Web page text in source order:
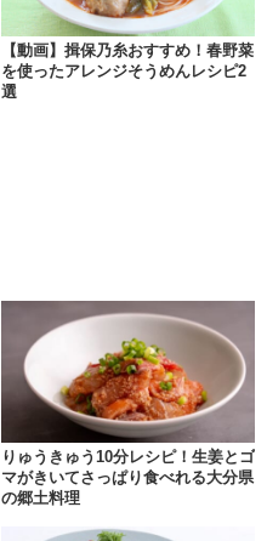
【動画】揖保乃糸おすすめ！春野菜
を使ったアレンジそうめんレシピ2
選
りゅうきゅう10分レシピ！生姜とゴ
マがきいてさっぱり食べれる大分県
の郷土料理